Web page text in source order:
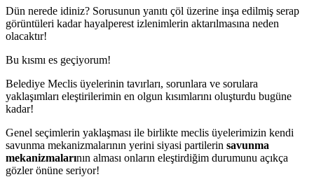
Dün nerede idiniz? Sorusunun yanıtı çöl üzerine inşa edilmiş serap
görüntüleri kadar hayalperest izlenimlerin aktarılmasına neden
olacaktır!
Bu kısmı es geçiyorum!
Belediye Meclis üyelerinin tavırları, sorunlara ve sorulara
yaklaşımları eleştirilerimin en olgun kısımlarını oluşturdu bugüne
kadar!
Genel seçimlerin yaklaşması ile birlikte meclis üyelerimizin kendi
savunma mekanizmalarının yerini siyasi partilerin savunma
mekanizmalarının alması onların eleştirdiğim durumunu açıkça
gözler önüne seriyor!